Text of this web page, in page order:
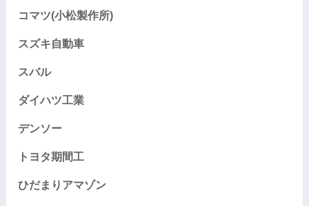
コマツ(小松製作所)
スズキ自動車
スバル
ダイハツ工業
デンソー
トヨタ期間工
ひだまりアマゾン